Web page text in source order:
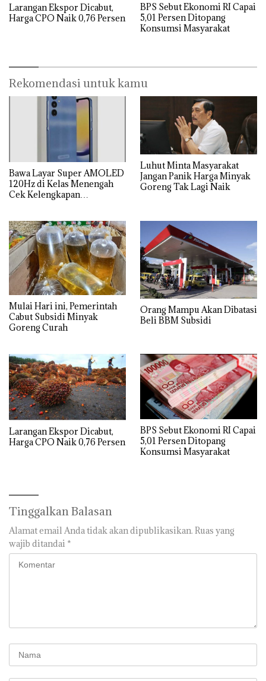
Larangan Ekspor Dicabut,
Harga CPO Naik 0,76 Persen
BPS Sebut Ekonomi RI Capai
5,01 Persen Ditopang
Konsumsi Masyarakat
Rekomendasi untuk kamu
Bawa Layar Super AMOLED
120Hz di Kelas Menengah
Cek Kelengkapan
Luhut Minta Masyarakat
Jangan Panik Harga Minyak
Goreng Tak Lagi Naik
Mulai Hari ini, Pemerintah
Cabut Subsidi Minyak
Goreng Curah
Orang Mampu Akan Dibatasi
Beli BBM Subsidi
Larangan Ekspor Dicabut,
Harga CPO Naik 0,76 Persen
BPS Sebut Ekonomi RI Capai
5,01 Persen Ditopang
Konsumsi Masyarakat
Tinggalkan Balasan
Alamat email Anda tidak akan dipublikasikan. Ruas yang
wajib ditandai *